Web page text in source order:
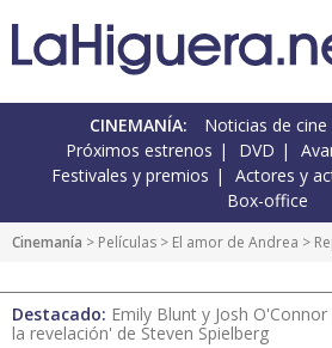
CINEMANÍA: Noticias de cine
Próximos estrenos
DVD
Festivales y premios
Actores y
Box-office
Cinemanía > Películas > El amor de Andrea >
Destacado: Emily Blunt y Josh
la revelación' de Steven Spielberg